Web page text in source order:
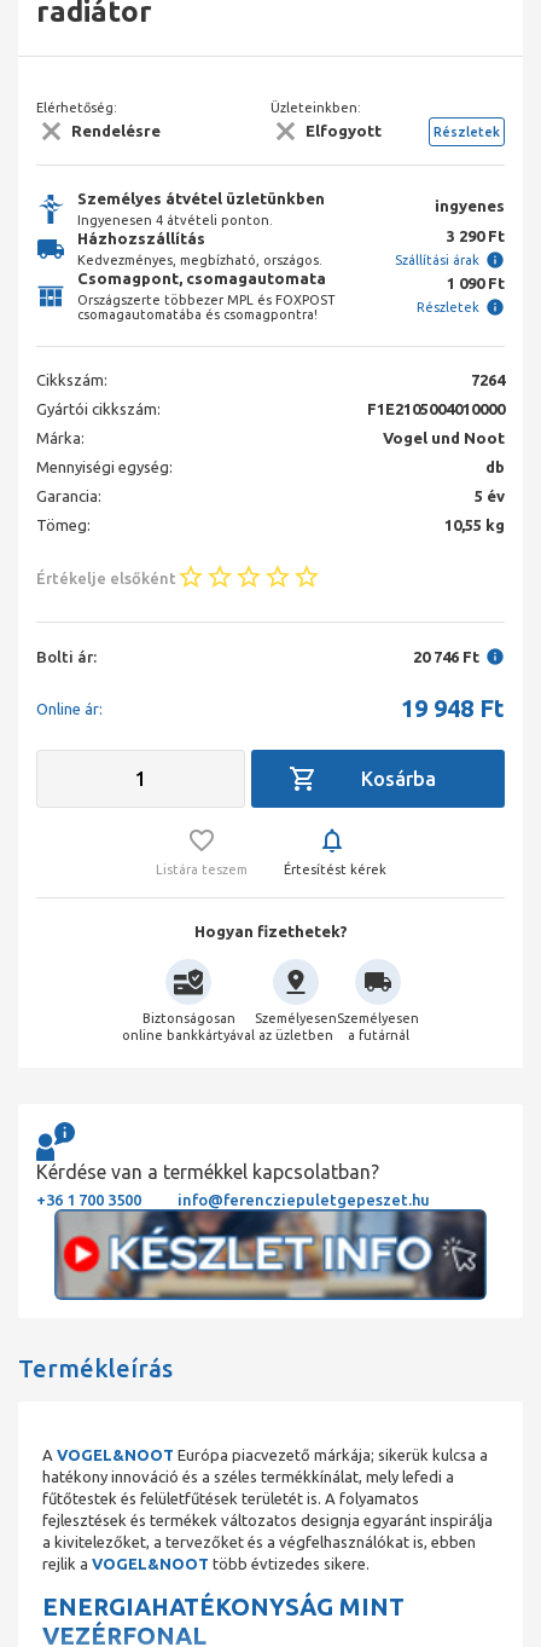
radiátor
Elérhetőség:
Rendelésre
Üzleteinkben:
Elfogyott Részletek
Személyes átvétel üzletünkben
Ingyenesen 4 átvételi ponton.
ingyenes
Házhozszállítás
Kedvezményes, megbízható, országos.
3 290 Ft
Szállítási árak
Csomagpont, csomagautomata
Országszerte többezer MPL és FOXPOST
csomagautomatába és csomagpontra!
1 090 Ft
Részletek
Cikkszám:
7264
Gyártói cikkszám:
F1E2105004010000
Márka:
Vogel und Noot
Mennyiségi egység:
db
Garancia:
5 év
Tömeg:
10,55 kg
Értékelje elsőként
Bolti ár: 20 746 Ft
Online ár: 19 948 Ft
Listára teszem Értesítést kérek
Hogyan fizethetek?
Biztonságosan
online bankkártyával
Személyesen
az üzletben
Személyesen
a futárnál
Kérdése van a termékkel kapcsolatban?
+36 1 700 3500 info@ferencziepuletgepeszet.hu
Termékleírás
A VOGEL&NOOT Európa piacvezető márkája; sikerük kulcsa a
hatékony innováció és a széles termékkínálat, mely lefedi a
fűtőtestek és felületfűtések területét is. A folyamatos
fejlesztések és termékek változatos designja egyaránt inspirálja
a kivitelezőket, a tervezőket és a végfelhasználókat is, ebben
rejlik a VOGEL&NOOT több évtizedes sikere.
ENERGIAHATÉKONYSÁG MINT
VEZÉRFONAL